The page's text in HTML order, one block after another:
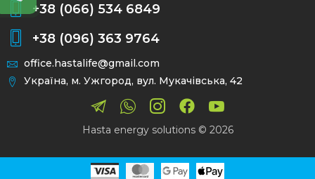
+38 (066) 534 6849
+38 (096) 363 9764
office.hastalife@gmail.com
Україна, м. Ужгород, вул. Мукачівська, 42
Hasta energy solutions © 2026